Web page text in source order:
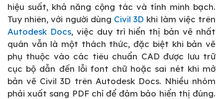
hiệu suất, khả năng cộng tác và tính minh bạch.
Tuy nhiên, với người dùng Civil 3D khi làm việc trên
Autodesk Docs, việc duy trì hiển thị bản vẽ nhất
quán vẫn là một thách thức, đặc biệt khi bản vẽ
phụ thuộc vào các tiêu chuẩn CAD được lưu trữ
cục bộ dẫn đến lỗi font chữ hoặc sai nét khi mở
bản vẽ Civil 3D trên Autodesk Docs. Nhiều nhóm
phải xuất sang PDF chỉ để đảm bảo hiển thị đúng.